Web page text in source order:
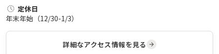
定休日
年末年始（12/30-1/3）
詳細なアクセス情報を見る